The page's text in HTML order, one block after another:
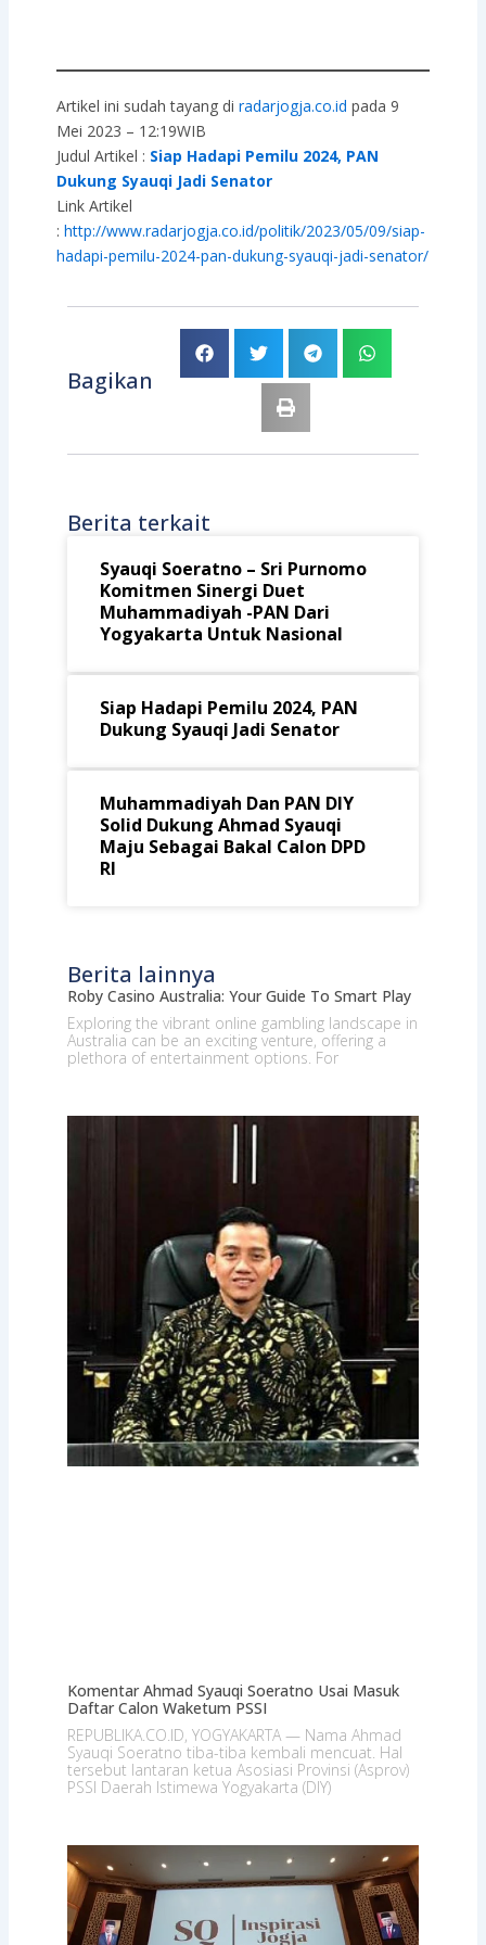
Artikel ini sudah tayang diradarjogja.co.idpada 9
Mei 2023 – 12:19WIB
Judul Artikel : Siap Hadapi Pemilu 2024, PAN
Dukung Syauqi Jadi Senator
Link Artikel
:http://www.radarjogja.co.id/politik/2023/05/09/siap-
hadapi-pemilu-2024-pan-dukung-syauqi-jadi-senator/
Bagikan
Berita terkait
Syauqi Soeratno – Sri Purnomo
Komitmen Sinergi Duet
Muhammadiyah -PAN Dari
Yogyakarta Untuk Nasional
Siap Hadapi Pemilu 2024, PAN
Dukung Syauqi Jadi Senator
Muhammadiyah Dan PAN DIY
Solid Dukung Ahmad Syauqi
Maju Sebagai Bakal Calon DPD
RI
Berita lainnya
Roby Casino Australia: Your Guide To Smart Play
Exploring the vibrant online gambling landscape in
Australia can be an exciting venture, offering a
plethora of entertainment options. For
Komentar Ahmad Syauqi Soeratno Usai Masuk
Daftar Calon Waketum PSSI
REPUBLIKA.CO.ID, YOGYAKARTA — Nama Ahmad
Syauqi Soeratno tiba-tiba kembali mencuat. Hal
tersebut lantaran ketua Asosiasi Provinsi (Asprov)
PSSI Daerah Istimewa Yogyakarta (DIY)